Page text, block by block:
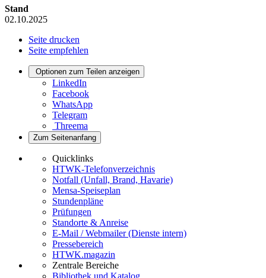
Stand
02.10.2025
Seite drucken
Seite empfehlen
Optionen zum Teilen anzeigen
LinkedIn
Facebook
WhatsApp
Telegram
Threema
Zum Seitenanfang
Quicklinks
HTWK-Telefonverzeichnis
Notfall (Unfall, Brand, Havarie)
Mensa-Speiseplan
Stundenpläne
Prüfungen
Standorte & Anreise
E-Mail / Webmailer (Dienste intern)
Pressebereich
HTWK.magazin
Zentrale Bereiche
Bibliothek und Katalog